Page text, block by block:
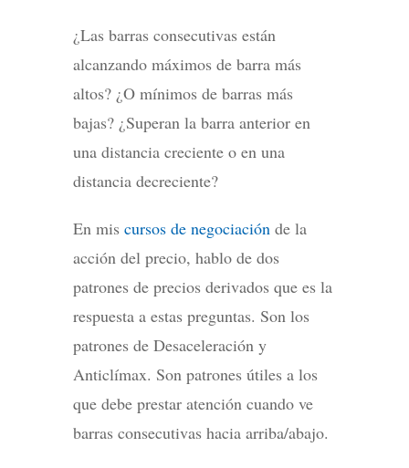
¿Las barras consecutivas están
alcanzando máximos de barra más
altos? ¿O mínimos de barras más
bajas? ¿Superan la barra anterior en
una distancia creciente o en una
distancia decreciente?
En mis cursos de negociación de la
acción del precio, hablo de dos
patrones de precios derivados que es la
respuesta a estas preguntas. Son los
patrones de Desaceleración y
Anticlímax. Son patrones útiles a los
que debe prestar atención cuando ve
barras consecutivas hacia arriba/abajo.